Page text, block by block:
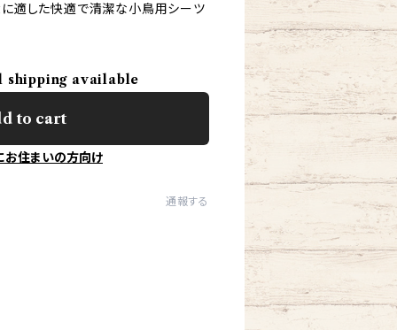
適した快適で清潔な小鳥用シーツ
available
to cart
お住まいの方向け
通報する